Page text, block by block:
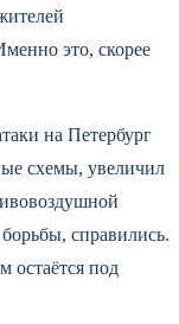
это, скорее
на Петербург
схемы, увеличил
справились.
остаётся под